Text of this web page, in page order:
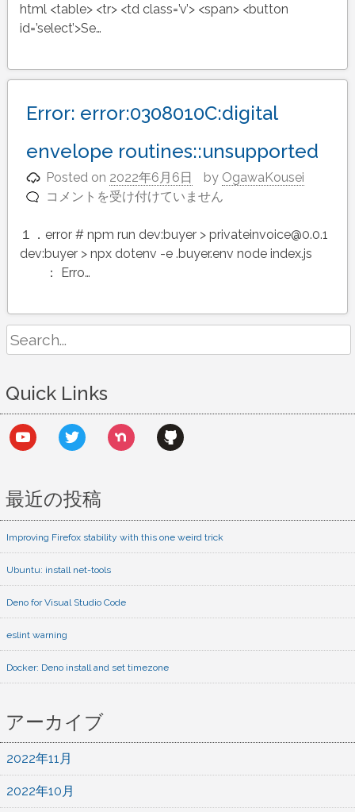
組
み
の、
の
CSS
で
の
差
分
html <table> <tr> <td class=’v’> <span> <button
id=’select’>Se…
Error: error:0308010C:digital
envelope routines::unsupported
Posted on 2022年6月6日 by OgawaKousei
Error:
envelope
routines::unsupported
は
コメントを受け付けていません
１．error # npm run dev:buyer > privateinvoice@0.0.1
dev:buyer > npx dotenv -e .buyer.env node index.js
： Erro…
Search
for:
Quick Links
youtube twitter nextdoorgithub
最近の投稿
Improving Firefox stability with this one weird trick
Ubuntu: install net-tools
Deno for Visual Studio Code
eslint warning
Docker: Deno install and set timezone
アーカイブ
2022年11月
2022年10月